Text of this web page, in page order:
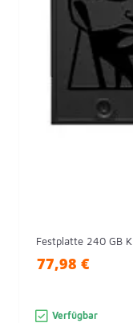
Festplatte 240 GB
77,98 €
Verfügbar